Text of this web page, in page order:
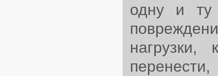
одну и ту
нагрузки,